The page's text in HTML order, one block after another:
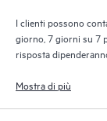
I clienti possono
giorno, 7 giorni su 7
risposta
Mostra di più